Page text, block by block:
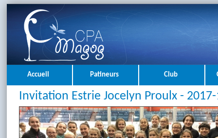
Accueil Patineurs Club
Invitation Estrie Jocelyn Proulx -